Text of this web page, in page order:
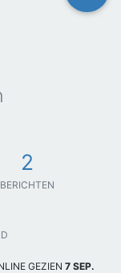
2
BERICHTEN
GEZIEN 7 SEP.